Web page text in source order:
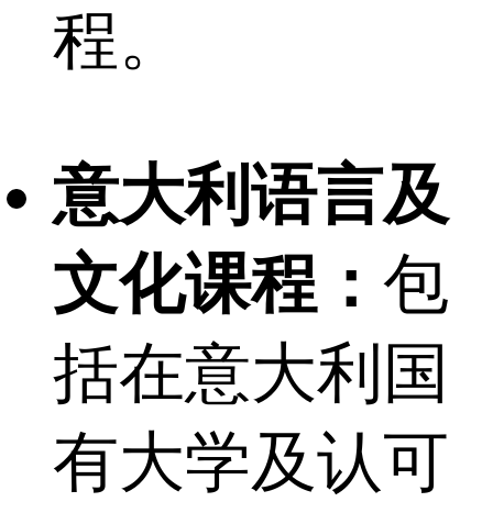
程。
意大利语言及
文化课程： 包
括在意大利国
有大学及认可